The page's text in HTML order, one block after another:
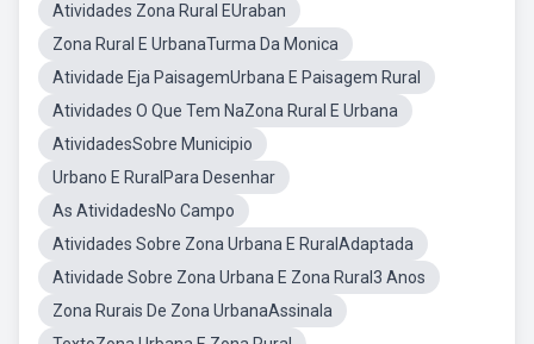
Atividades Zona Rural EUraban
Zona Rural E UrbanaTurma Da Monica
Atividade Eja PaisagemUrbana E Paisagem Rural
Atividades O Que Tem NaZona Rural E Urbana
AtividadesSobre Municipio
Urbano E RuralPara Desenhar
As AtividadesNo Campo
Atividades Sobre Zona Urbana E RuralAdaptada
Atividade Sobre Zona Urbana E Zona Rural3 Anos
Zona Rurais De Zona UrbanaAssinala